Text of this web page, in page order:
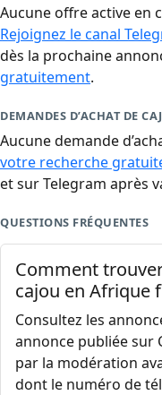
Aucune offre active en
Rejoignez le canal
dès la prochaine
gratuitement.
DEMANDES D’ACHAT DE
Aucune demande
votre recherche
et sur Telegram après
QUESTIONS FRÉQUENTES
Comment
cajou en Afrique
Consultez les
annonce publiée sur
par la modération
dont le numéro de